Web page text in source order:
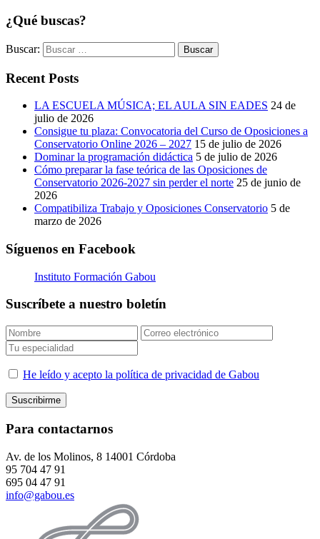
¿Qué buscas?
Buscar:
Recent Posts
LA ESCUELA MÚSICA; EL AULA SIN EADES 24 de
julio de 2026
Consigue tu plaza: Convocatoria del Curso de Oposiciones a
Conservatorio Online 2026 – 2027 15 de julio de 2026
Dominar la programación didáctica 5 de julio de 2026
Cómo preparar la fase teórica de las Oposiciones de
Conservatorio 2026-2027 sin perder el norte 25 de junio de
2026
Compatibiliza Trabajo y Oposiciones Conservatorio 5 de
marzo de 2026
Síguenos en Facebook
Instituto Formación Gabou
Suscríbete a nuestro boletín
He leído y acepto la política de privacidad de Gabou
Para contactarnos
Av. de los Molinos, 8 14001 Córdoba
95 704 47 91
695 04 47 91
info@gabou.es